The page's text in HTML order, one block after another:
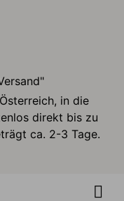
in die
direkt bis zu
ca. 2-3 Tage.